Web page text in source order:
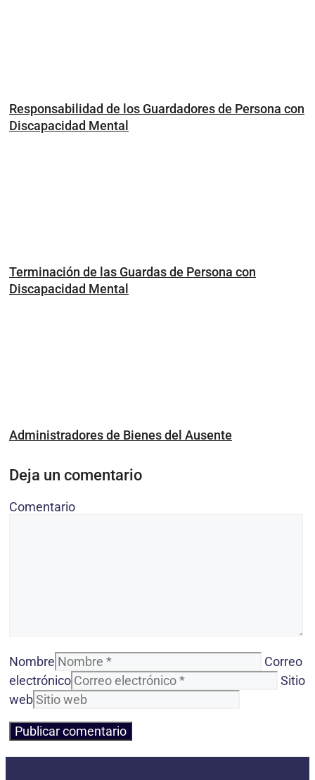
Responsabilidad de los Guardadores de Persona con
Discapacidad Mental
Terminación de las Guardas de Persona con
Discapacidad Mental
Administradores de Bienes del Ausente
Deja un comentario
Comentario
Nombre
Correo
electrónico
Sitio
web